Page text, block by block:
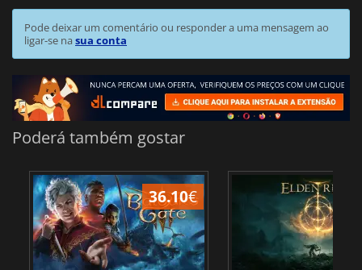
Pode deixar um comentário ou responder a uma mensagem ao
ligar-se nasua conta
Poderá também gostar
36.10€